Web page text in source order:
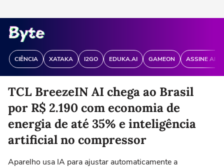
CIÊNCIA XATAKA I2GO EDUKA.AI GAMEON ASSINE
TCL BreezeIN AI chega ao Brasil
por R$ 2.190 com economia de
energia de até 35% e inteligência
artificial no compressor
Aparelho usa IA para ajustar automaticamente a